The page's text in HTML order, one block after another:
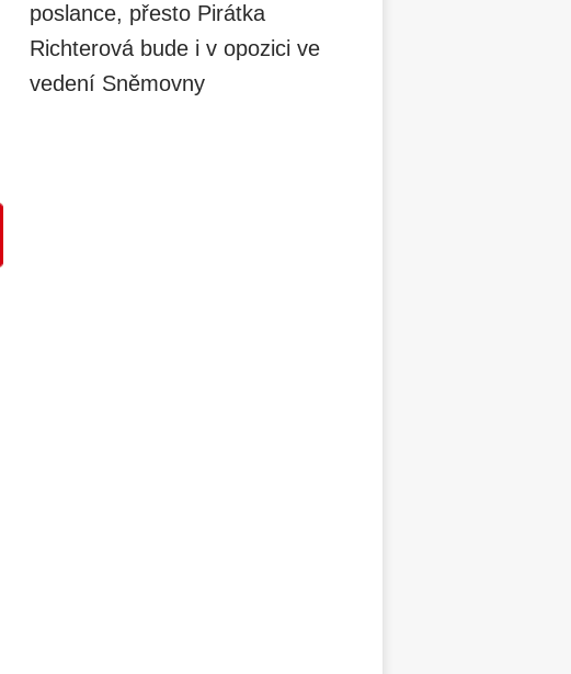
poslance, přesto Pirátka
Richterová bude i v opozici ve
vedení Sněmovny